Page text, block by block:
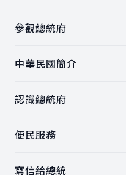
參觀總統府
中華民國簡介
認識總統府
便民服務
寫信給總統